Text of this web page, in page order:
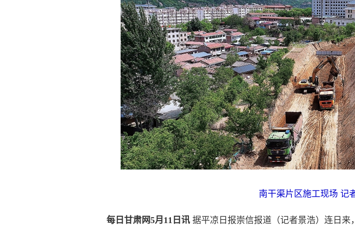
南干渠片区施工现场 记
每日甘肃网5月11日讯 据平凉日报崇信报道（记者景浩）连日